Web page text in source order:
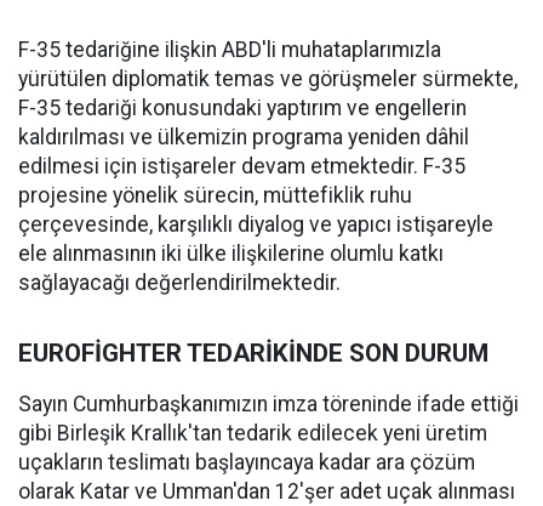
F-35 tedariğine ilişkin ABD'li muhataplarımızla
yürütülen diplomatik temas ve görüşmeler sürmekte,
F-35 tedariği konusundaki yaptırım ve engellerin
kaldırılması ve ülkemizin programa yeniden dâhil
edilmesi için istişareler devam etmektedir. F-35
projesine yönelik sürecin, müttefiklik ruhu
çerçevesinde, karşılıklı diyalog ve yapıcı istişareyle
ele alınmasının iki ülke ilişkilerine olumlu katkı
sağlayacağı değerlendirilmektedir.
EUROFİGHTER TEDARİKİNDE SON DURUM
Sayın Cumhurbaşkanımızın imza töreninde ifade ettiği
gibi Birleşik Krallık'tan tedarik edilecek yeni üretim
uçakların teslimatı başlayıncaya kadar ara çözüm
olarak Katar ve Umman'dan 12'şer adet uçak alınması